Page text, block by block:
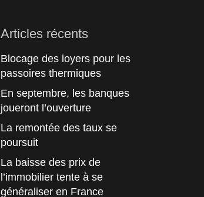
Articles récents
Blocage des loyers pour les
passoires thermiques
En septembre, les banques
joueront l’ouverture
La remontée des taux se
poursuit
La baisse des prix de
l’immobilier tente à se
généraliser en France